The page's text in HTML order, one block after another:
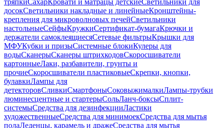
тряпкиСахарКровати и матрацы детскиеСветильники для
досокСветильники накладные и линейныеКронштейны-
крепления для микроволновых печейСветильники
настольныеСейфыКружкиСертификат-бумагаКрючки и
держатели самоклеящиесяСетевые фильтрыКрышки для
МФУКубки и призыСистемные блокиКулеры для
водыСканерыСканеры штрихкодовСкоросшиватели
картонныеЛаки, разбавители, грунты и
прочиеСкоросшиватели пластиковыеСкрепки, кнопки,
булавкиЛампы для
детекторовСливкиСмартфоныСоковыжималкиЛампы-трубки
люминесцентные и стартерыСольЛанч-боксыСплит-
системыСредства для дезинфекцииЛастики
художественныеСредства для минимоекСредства для мытья
полаЛеденцы, карамель и дражеСредства для мытья